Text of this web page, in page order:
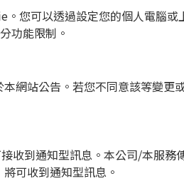
。您可以透過設定您的個人電腦
功能限制。
網站公告。若您不同意該等變更
收到通知型訊息。本公司/本服務
可收到通知型訊息。